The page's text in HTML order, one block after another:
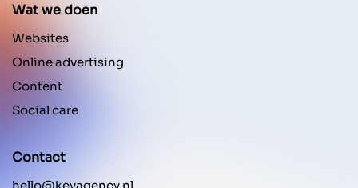
Wat we doen
Websites
Online advertising
Content
Social care
Contact